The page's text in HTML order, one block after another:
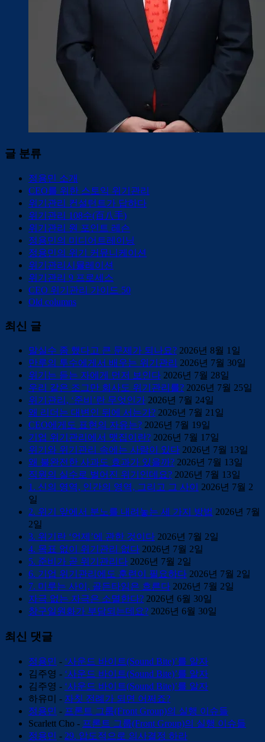
글 분류
정용민 소개
CEO를 위한 스토익 위기관리
위기관리 컨설턴트가 답하다
위기관리 108수(百八手)
위기관리 원 포인트 레슨
정용민의 미디어트레이닝
정용민의 위기 커뮤니케이션
위기관리시뮬레이션
위기관리 9 프로세스
CEO 위기관리 가이드 50
Old columns
최신 글
말실수 좀 했다고 큰 문제가 되나요? 2026년 8월 1일
만루의 투수에게서 배우는 위기관리 2026년 7월 30일
위기는 듣는 자에게 먼저 보인다 2026년 7월 28일
우리 같은 조그만 회사도 위기관리를? 2026년 7월 25일
위기관리, ‘준비’란 무엇인가 2026년 7월 24일
왜 리더는 대변인 뒤에 서는가? 2026년 7월 21일
CEO에게도 표현의 자유는? 2026년 7월 19일
기업 위기관리에서 맷집이란? 2026년 7월 17일
위기와 위기관리 속에는 사람이 있다 2026년 7월 13일
왜 불완전한 사과도 효과가 있을까? 2026년 7월 13일
직원의 실수로 벌어진 위기인데요? 2026년 7월 13일
1. 신의 영역, 인간의 영역, 그리고 그 사이
2026년 7월 2
일
2. 위기 앞에서 분노를 내려놓는 세 가지 방법 2026년 7월
2일
3. 위기란 ‘언제’에 관한 것이다 2026년 7월 2일
4. 목표 없이 위기관리 없다 2026년 7월 2일
5. 준비가 곧 위기관리다 2026년 7월 2일
6. 기업 위기관리에도 훈련이 필요하다 2026년 7월 2일
7. 미루는 사이, 골든타임은 흐른다 2026년 7월 2일
자극 없는 자극은 소멸한다? 2026년 6월 30일
창구일원화가 부담되는데요? 2026년 6월 30일
최신 댓글
정용민 - ‘사운드 바이트(Sound Bite)’를 알자
김주영 - ‘사운드 바이트(Sound Bite)’를 알자
김주영 - ‘사운드 바이트(Sound Bite)’를 알자
하유미
- 자칫 전례가 되면 어쩌죠?
정용민
- 프론트 그룹(Front Group)의 실행 이슈들
Scarlett Cho - 프론트 그룹(Front Group)의 실행 이슈들
정용민
- 29. 압도적으로 의사결정 하라